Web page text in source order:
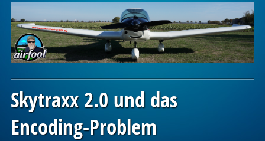
Skytraxx 2.0 und das
Encoding-Problem